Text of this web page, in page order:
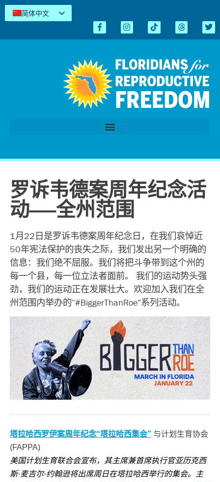
简体中文
Español
罗诉韦德案周年纪念活
动——全州范围
1月22日是罗诉韦德案周年纪念日，在我们哀悼近
50年宪法保护的丧失之际，我们发出另一个明确的
信息：我们绝不屈服。我们将把斗争带到这个州的
每一个县，每一位立法者面前。 我们的运动势头强
劲，我们的运动正在发展壮大。欢迎加入我们在全
州范围内举办的“#BiggerThanRoe”系列活动。
塔拉哈西罗伊案周年纪念“塔拉哈西集会” 与计划生育协会
(FAPPA)
美国计划生育联合会宣布，其主席兼首席执行官亚历克西
斯·麦吉尔·约翰逊将出席周日在塔拉哈西举行的集会。主